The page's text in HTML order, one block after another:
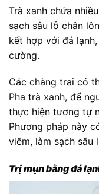
Trà xanh chứa
sạch sâu lỗ chân
kết hợp với đá
cường.
Các chàng trai có
Pha trà xanh, để
thực hiện tương tự
Phương pháp này
viêm, làm sạch sâu
Trị mụn bằng đá